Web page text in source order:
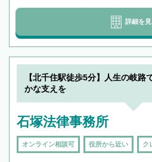
詳細を見
【北千住駅徒歩5分】人生の岐路
かな支えを
石塚法律事務所
オンライン相談可 役所から近い ク